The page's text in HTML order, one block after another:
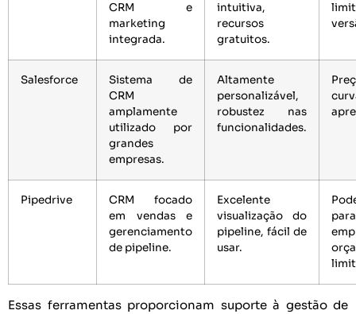
CRM e
marketing
integrada.
intuitiva,
recursos
gratuitos.
Salesforce
Sistema de
CRM
amplamente
utilizado por
grandes
empresas.
Altamente
personalizável,
robustez nas
funcionalidades.
Pipedrive
CRM focado
em vendas e
gerenciamento
de pipeline.
Excelente
visualização do
pipeline, fácil de
usar.
Essas ferramentas proporcionam suporte à gestão de